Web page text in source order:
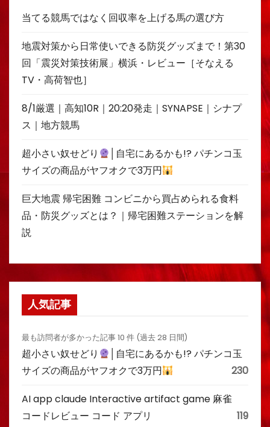
当てる競馬ではなく回収率を上げる馬の選び方
地震対策から日常使いできる防災グッズまで！第30
回「震災対策技術展」横浜・レビュー［そなえる
TV・高荷智也］
8/1厳選｜高知10R｜20:20発走｜SYNAPSE｜シナプ
ス｜地方競馬
超小さい奴せどり
│自宅にあるかも!? パチンコ玉
サイズの商品がヤフオクで3万円
巨大地震 帰宅困難 コンビニから買占められる食料
品・防災グッズとは？｜帰宅困難ステーションを解
説
人気記事
最も訪問者が多かった記事 10 件 (過去 28 日間)
超小さい奴せどり
│自宅にあるかも!? パチンコ玉
サイズの商品がヤフオクで3万円
230
AI app claude Interactive artifact game 麻雀
コードレビュー コード アプリ
119